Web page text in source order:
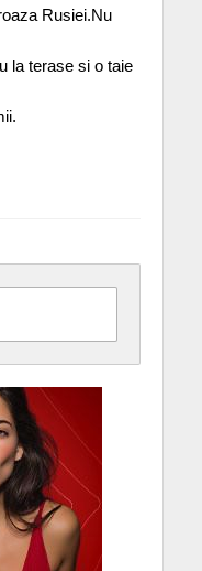
Rusiei.Nu
la terase si o taie